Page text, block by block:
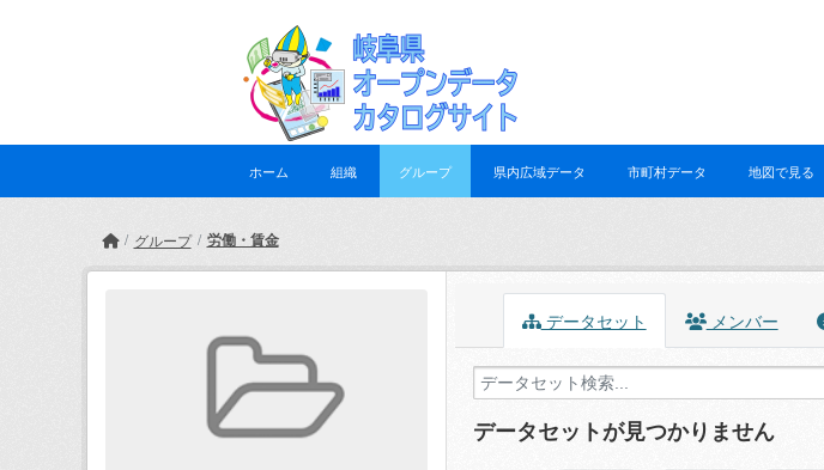
ホーム 組織 グループ 県内広域データ 市町村データ 地図で見る
グループ 労働・賃金
データセット メンバー
データセットが見つかりません